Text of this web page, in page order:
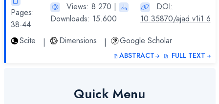
Pages:
38-44
Views: 8.270 |
Downloads: 15.600
DOI:
10.35870/ajad.v1i1.6
Scite
| Dimensions | Google Scholar
ABSTRACT FULL TEXT
Quick Menu